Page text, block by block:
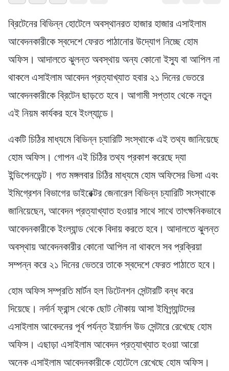
ব্রিটেনের বিভিন্ন হোটেলে অবস্থানরত হাজার হাজার এসাইলাম
আবেদনকারীকে স্বদেশে ফেরত পাঠানোর উদ্যোগ নিচ্ছে হোম
অফিস। আদালতে ঝুলন্ত অবস্থায় অন্য কোনো ইস্যু বা আপিল না
থাকলে এসাইলাম আবেদন প্রত্যাখ্যাত হবার ২১ দিনের ভেতরে
আবেদনকারীকে ব্রিটেন ছাড়তে হবে। আগামী সপ্তাহ থেকে নতুন
এই নিয়ম কার্যকর হবে ইংল্যান্ডে।
একটি চিঠির মাধ্যমে বিভিন্ন চ্যারিটি সংস্থাকে এই তথ্য জানিয়েছে
হোম অফিস। গোপন এই চিঠির তথ্য প্রকাশ করেছে দ্যা
ইন্ডিপেনডেন্ট। গত মঙ্গলবার চিঠির মাধ্যমে হোম অফিসের ভিসা এবং
ইমিগ্রেশন বিভাগের ডাইরেক্টর জেনারেল বিভিন্ন চ্যারিটি সংস্থাকে
জানিয়েছেন, আবেদন প্রত্যাখ্যাত হওয়ার সাথে সাথে তাৎক্ষনিকভাবে
আবেদনকারীকে ইংল্যান্ড থেকে বিদায় করতে হবে। আদালতে ঝুলন্ত
অবস্থায় আবেদনকারীর কোনো আপিল না থাকলে সব প্রক্রিয়া
সম্পন্ন করে ২১ দিনের ভেতরে তাকে স্বদেশে ফেরত পাঠাতে হবে।
হোম অফিস সম্প্রতি মার্টন হল ডিটেনশন সেন্টারটি বন্ধ করে
দিয়েছে। নর্দার্ন ফ্রান্স থেকে ছোট নৌকায় আসা ইমিগ্র্যান্টদের
এসাইলাম আবেদনের পূর্ব পর্যন্ত ইয়ার্লস উড সেন্টারে রেখেছে হোম
অফিস। এছাড়া এসাইলাম আবেদন প্রত্যাখ্যাত হওয়া আরো
অনেক এসাইলাম আবেদনকারীকে হোটেলে রেখেছে হোম অফিস।